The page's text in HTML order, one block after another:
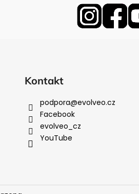
Kontakt
podpora@evolveo.cz
Facebook
evolveo_cz
YouTube